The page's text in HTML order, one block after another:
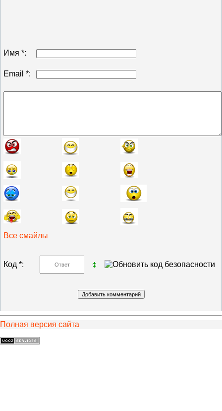
Имя *:
Email *:
Все смайлы
Код *:
Полная версия сайта